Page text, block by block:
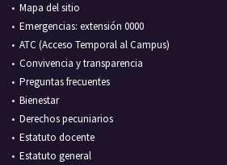
Mapa del sitio
Emergencias: extensión 0000
ATC (Acceso Temporal al Campus)
Convivencia y transparencia
Preguntas frecuentes
Bienestar
Derechos pecuniarios
Estatuto docente
Estatuto general